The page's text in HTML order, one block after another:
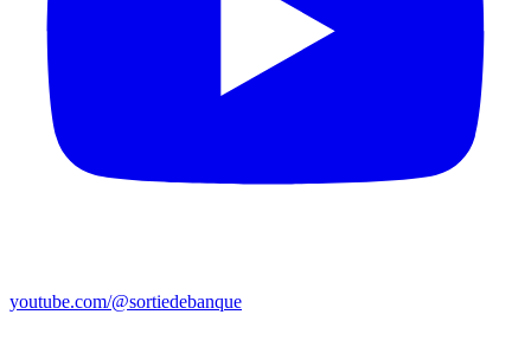
youtube.com/@sortiedebanque